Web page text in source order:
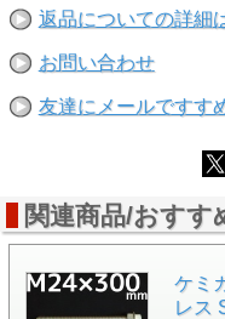
磁性：無
熱処理により：硬化せず
炭素含有量が少なく、
も広く用いられていま
工業、原子力工業
返品についての詳細
お問い合わせ
友達にメールですす
関連商品/おすす
ケミ
レス